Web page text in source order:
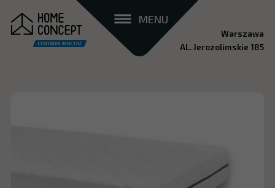
MENU
Warszawa
AL. Jerozolimskie 185